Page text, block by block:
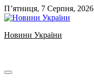
Skip
to
П’ятниця, 7 Серпня, 2026
Новини України